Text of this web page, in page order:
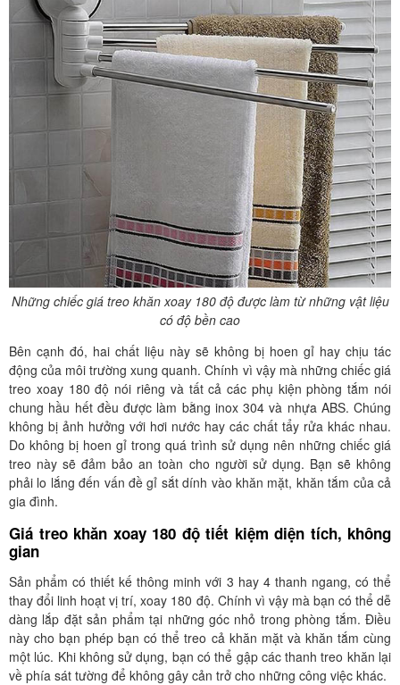
Những chiếc giá treo khăn xoay 180 độ được làm từ những vật liệu
có độ bền cao
Bên cạnh đó, hai chất liệu này sẽ không bị hoen gỉ hay chịu tác
động của môi trường xung quanh. Chính vì vậy mà những chiếc giá
treo xoay 180 độ nói riêng và tất cả các phụ kiện phòng tắm nói
chung hầu hết đều được làm bằng inox 304 và nhựa ABS. Chúng
không bị ảnh hưởng với hơi nước hay các chất tẩy rửa khác nhau.
Do không bị hoen gỉ trong quá trình sử dụng nên những chiếc giá
treo này sẽ đảm bảo an toàn cho người sử dụng. Bạn sẽ không
phải lo lắng đến vấn đề gỉ sắt dính vào khăn mặt, khăn tắm của cả
gia đình.
Giá treo khăn xoay 180 độ tiết kiệm diện tích, không
gian
Sản phẩm có thiết kế thông minh với 3 hay 4 thanh ngang, có thể
thay đổi linh hoạt vị trí, xoay 180 độ. Chính vì vậy mà bạn có thể dễ
dàng lắp đặt sản phẩm tại những góc nhỏ trong phòng tắm. Điều
này cho bạn phép bạn có thể treo cả khăn mặt và khăn tắm cùng
một lúc. Khi không sử dụng, bạn có thể gập các thanh treo khăn lại
về phía sát tường để không gây cản trở cho những công việc khác.